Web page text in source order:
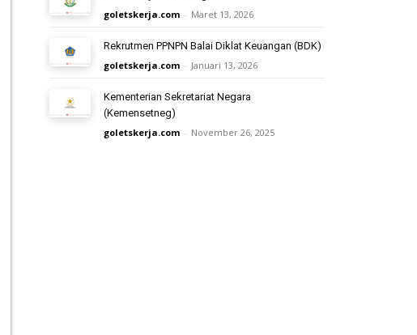
goletskerja.com - Maret 13, 2026
Rekrutmen PPNPN Balai Diklat Keuangan (BDK)
goletskerja.com - Januari 13, 2026
Kementerian Sekretariat Negara
(Kemensetneg)
goletskerja.com - November 26, 2025